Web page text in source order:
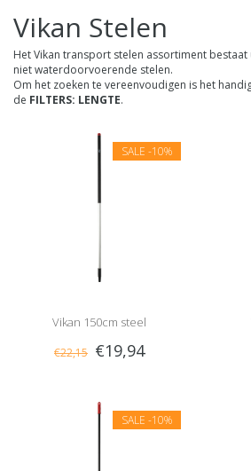
Vikan Stelen
Het Vikan transport stelen assortiment
niet waterdoorvoerende stelen.
Om het zoeken te vereenvoudigen is het
de FILTERS: LENGTE.
SALE -10%
Vikan 150cm steel
€22,15 €19,94
SALE -10%